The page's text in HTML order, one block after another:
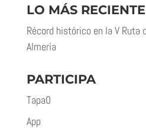
LO MÁS RECIENTE
Récord histórico en la V Ruta
Almería
PARTICIPA
Tapa0
App